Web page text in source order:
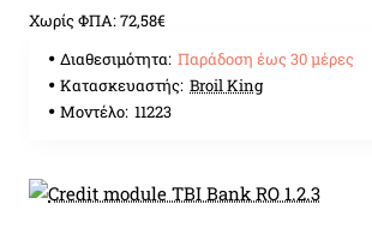
Χωρίς ΦΠΑ: 72,58€
Διαθεσιμότητα: Παράδοση έως 30 μέρες
Κατασκευαστής: Broil King
Μοντέλο: 11223